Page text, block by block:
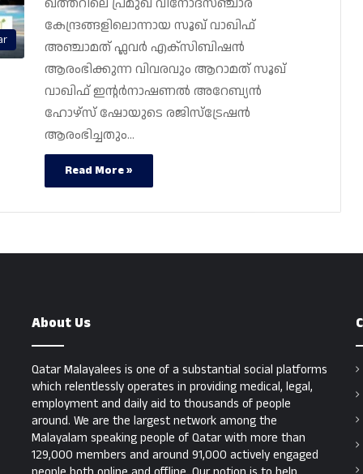
കേന്ദ്രങ്ങളിലൊന്നായ സൂഖ് വാഖിഫ്
അഞ്ചാമത് ഫ്ലവർ എക്‌സിബിഷൻ
ആരംഭിക്കുന്ന വിവരവും ആറാമത് സൂഖ്
വാഖിഫ് ഇൻ്റർനാഷണൽ അറേബ്യൻ
ഹോഴ്‌സ് ഷോയുടെ രജിസ്‌ട്രേഷൻ
ആരംഭിച്ചതും…
Read More »
About Us
Qatar Malayalees is one of a substantial social platforms
which relentlessly operates in providing medical, legal,
employment and daily aid to thousands of people
around. We are the largest network among the
Malayalam speaking people of Qatar with more than
129,000 members and around 91,000 actively engaged